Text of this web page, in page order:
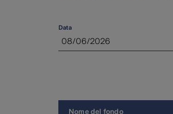
Data
Nome del fondo